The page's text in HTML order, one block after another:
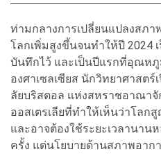
ท่ามกลางการเปลี่ยนแปลงสภ
โลกเพิ่มสูงขึ้นจนทำให้ปี 2024
บันทึกไว้ และเป็นปีแรกที่อุณหภู
องศาเซลเซียส นักวิทยาศาสตร์
ลัยบริสตอล แห่งสหราชอาณา
ออสเตรเลียที่ทำให้เห็นว่าโลก
และอาจต้องใช้ระยะเวลานา
ครั้ง แต่นโยบายด้านสภาพอาก